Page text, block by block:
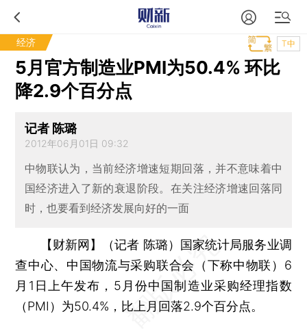
经济 T中
5月官方制造业PMI为50.4% 环比
降2.9个百分点
记者 陈璐
2012年06月01日 09:32
中物联认为，当前经济增速短期回落，并不意味着中
国经济进入了新的衰退阶段。在关注经济增速回落同
时，也要看到经济发展向好的一面
【财新网】（记者 陈璐）
国家统计局服务业调
查中心、中国物流与采购联合会（下称中物联）6
月1日上午发布，5月份中国制造业采购经理指数
（PMI）为50.4%，比上月回落2.9个百分点。